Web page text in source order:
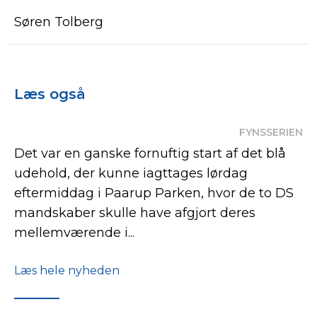
Søren Tolberg
Læs også
FYNSSERIEN
Det var en ganske fornuftig start af det blå
udehold, der kunne iagttages lørdag
eftermiddag i Paarup Parken, hvor de to DS
mandskaber skulle have afgjort deres
mellemværende i...
Læs hele nyheden